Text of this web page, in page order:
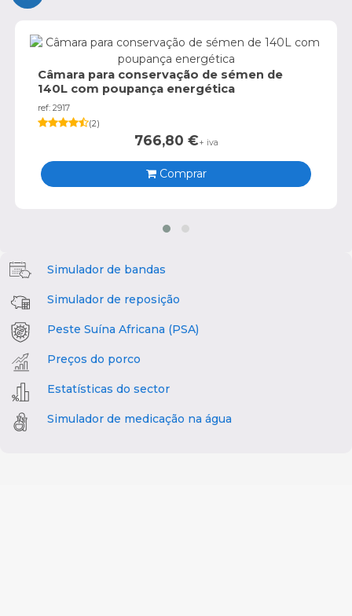
Câmara para conservação de sémen de
140L com poupança energética
ref: 2917
(2)
766,80 €+ iva
Comprar
Simulador de bandas
Simulador de reposição
Peste Suína Africana (PSA)
Preços do porco
Estatísticas do sector
Simulador de medicação na água